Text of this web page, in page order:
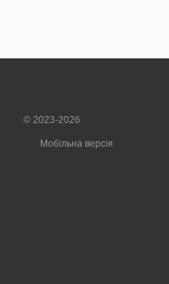
© 2023-2026
Мобільна версія